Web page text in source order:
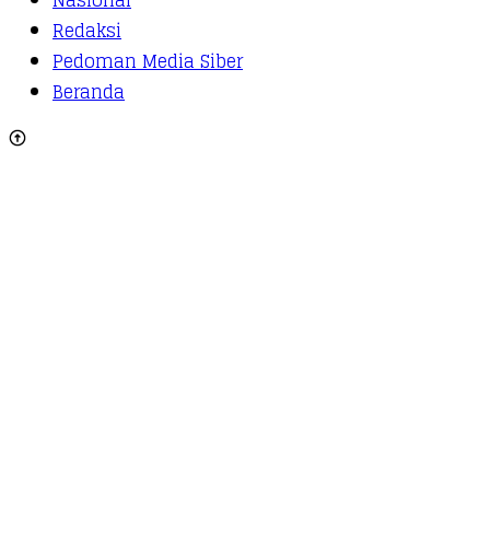
Redaksi
Pedoman Media Siber
Beranda